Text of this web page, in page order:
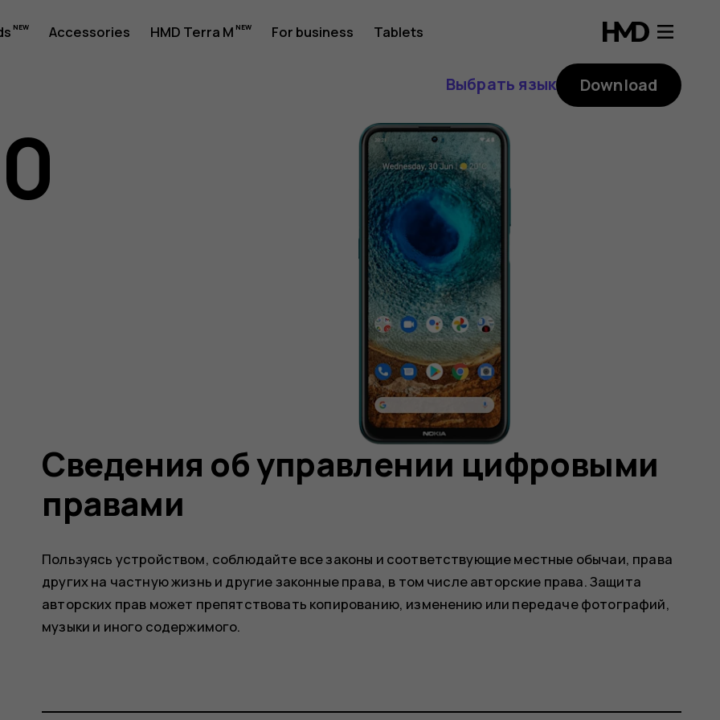
Accessories HMD Terra M For business Tablets
Выбрать язык Download
Сведения об управлении цифровыми
правами
Пользуясь устройством, соблюдайте все законы и соответствующие местные обычаи, права
других на частную жизнь и другие законные права, в том числе авторские права. Защита
авторских прав может препятствовать копированию, изменению или передаче фотографий,
музыки и иного содержимого.